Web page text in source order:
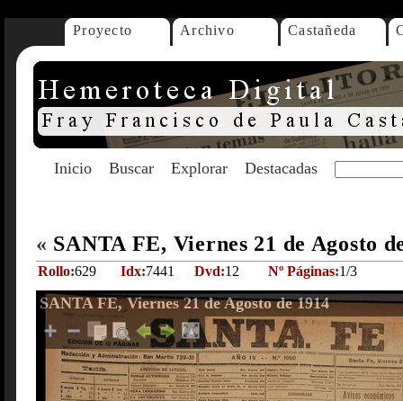
Proyecto Archivo Castañeda
Inicio Buscar Explorar Destacadas
« SANTA FE, Viernes 21 de Agosto
Rollo:629 Idx:7441 Dvd:12 Nº Páginas:1/3
SANTA FE, Viernes 21 de Agosto de 1914